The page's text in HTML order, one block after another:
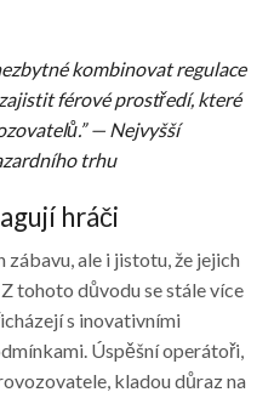
kombinovat regulace
férové prostředí, které
— Nejvyšší
trhu
hráči
ale i jistotu, že jejich
tohoto důvodu se stále více
s inovativními
Úspěšní operátoři,
kladou důraz na